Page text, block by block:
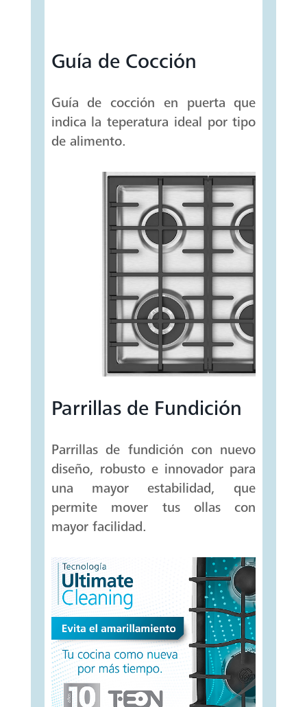
Guía de Cocción
Guía de cocción en puerta que
indica la teperatura ideal por tipo
de alimento.
Parrillas de Fundición
Parrillas de fundición con nuevo
diseño, robusto e innovador para
una mayor estabilidad, que
permite mover tus ollas con
mayor facilidad.